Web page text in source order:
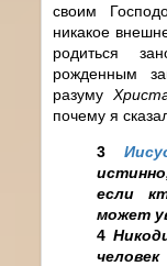
своим
никакое
родиться
рожденным
разуму
почему я
3
если
может
4